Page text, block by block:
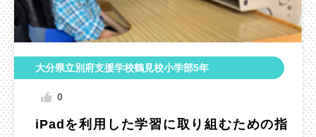
大分県立別府支援学校鶴見校小学部5年
0
iPadを利用した学習に取り組むための指